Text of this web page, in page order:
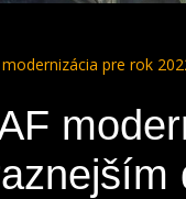
modernizácia pre rok